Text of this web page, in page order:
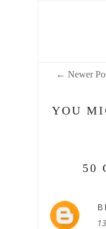
← Newer
YOU
50